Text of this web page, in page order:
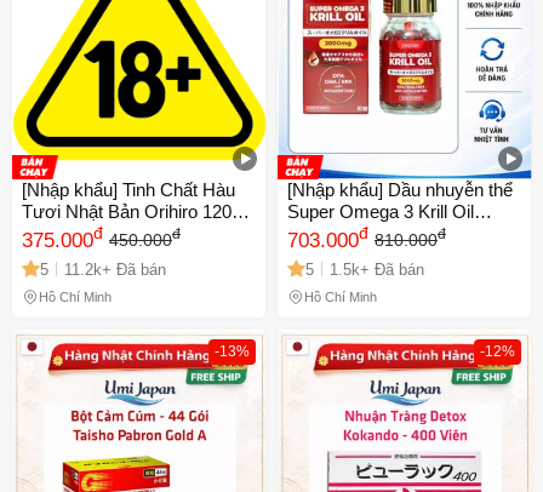
[Nhập khẩu] Tinh Chất Hàu
Tươi Nhật Bản Orihiro 120
Viên - Hỗ Trợ Tăng Cường
Sinh Lý Nam Giới, Cải Thiện
Chất Lượng Tinh Trùng
375.000đ 450.000đ
5 11.2k+ Đã bán
Hồ Chí Minh
[Nhập khẩu] Dầu nhuyễn thể
Super Omega 3 Krill Oil
2000mg Eikenbi - Hỗ trợ sức
khỏe, đẹp da, tăng cường trí
nhớ - 60 viên bổ sung omega
3 cao cấp
703.000đ 810.000đ
5 1.5k+ Đã bán
Hồ Chí Minh
-13% -12%